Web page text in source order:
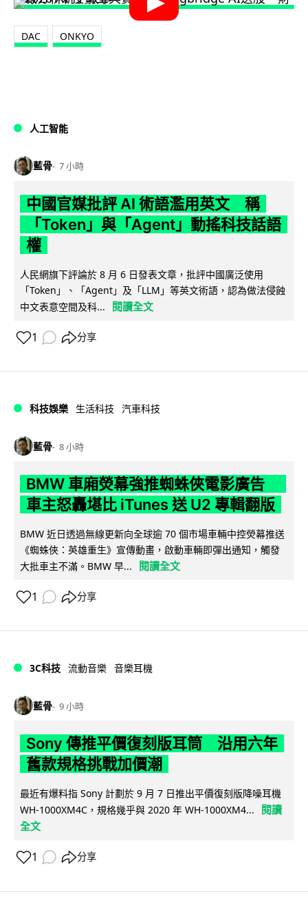
DAC ONKYO
人工智能
藍骨 7 小時
中國官媒批評 AI 術語濫用英文 稱
「Token」與「Agent」動搖科技話語
權
人民網旗下評論於 8 月 6 日發表文章，批評中國廣泛使用
「Token」、「Agent」及「LLM」等英文術語，認為做法侵蝕
中文表意空間及科...
閱讀全文
1 分享
科技娛樂 生活科技 汽車科技
藍骨 8 小時
BMW 車廂熒幕強推蜘蛛俠電影廣告
車主怒轟堪比 iTunes 送 U2 專輯翻版
BMW 近日透過無線更新向全球逾 70 個市場車輛中控熒幕推送
《蜘蛛俠：英雄重生》宣傳動畫，啟動車輛即彈出通知，觸發
大批車主不滿。BMW 早...
閱讀全文
1 分享
3C科技 流動音樂 音樂耳機
藍骨 9 小時
Sony 傳推平價復刻版耳筒 沿用六年
舊款規格挑戰加價潮
最近有爆料指 Sony 計劃於 9 月 7 日推出平價復刻版降噪耳機
WH-1000XM4C，規格幾乎與 2020 年 WH-1000XM4...
閱讀
全文
1 分享